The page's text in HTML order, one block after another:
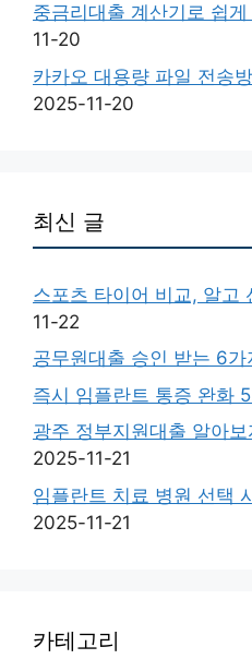
중금리대출 계산기로 쉽
11-20
카카오 대용량 파일 전송
2025-11-20
최신 글
스포츠 타이어 비교, 알고
11-22
공무원대출 승인 받는 6가
즉시 임플란트 통증 완화
광주 정부지원대출 알아
2025-11-21
임플란트 치료 병원 선택
2025-11-21
카테고리